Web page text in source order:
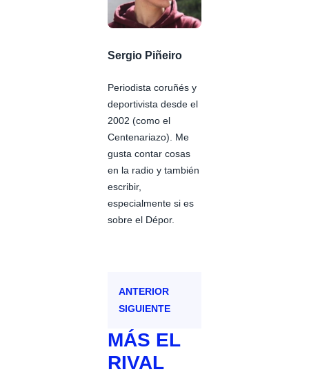
Sergio Piñeiro
Periodista coruñés y
deportivista desde el
2002 (como el
Centenariazo). Me
gusta contar cosas
en la radio y también
escribir,
especialmente si es
sobre el Dépor.
ANTERIOR
SIGUIENTE
MÁS EL
RIVAL